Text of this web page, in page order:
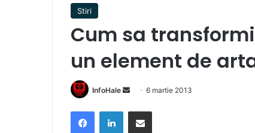
Stiri
Cum sa
un element de
InfoHale
Send
email
6 martie 2013
FacebookLinkedInShare via Email